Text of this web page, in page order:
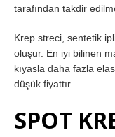
tarafından takdir
Krep streci, sentetik
oluşur. En iyi bilinen
kıyasla daha fazla
düşük fiyattır.
SPOT